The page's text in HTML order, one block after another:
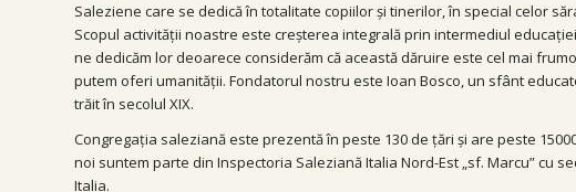
Saleziene care se dedică în totalitate copiilor și tinerilor, în special celor
Scopul activității noastre este creșterea integrală prin intermediul
ne dedicăm lor deoarece considerăm că această dăruire este cel mai
putem oferi umanității. Fondatorul nostru este Ioan Bosco, un sfânt
trăit în secolul XIX.
Congregația saleziană este prezentă în peste 130 de țări și are peste
noi suntem parte din Inspectoria Saleziană Italia Nord-Est „sf. Marcu” cu
Italia.